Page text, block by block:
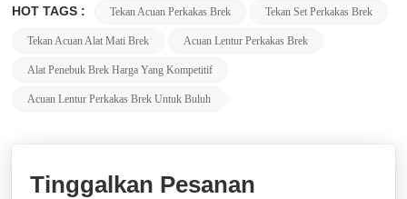
HOT TAGS : Tekan Acuan Perkakas Brek Tekan Set Perkakas Brek
Tekan Acuan Alat Mati Brek Acuan Lentur Perkakas Brek
Alat Penebuk Brek Harga Yang Kompetitif
Acuan Lentur Perkakas Brek Untuk Buluh
Tinggalkan Pesanan